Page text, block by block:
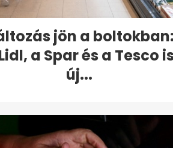
jön a boltokban:
a Spar és a Tesco is
új...